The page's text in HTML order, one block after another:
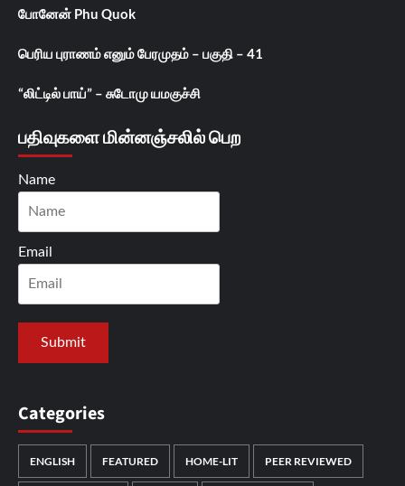
போனேன் Phu Quok
பெரிய புராணம் எனும் பேரமுதம் – பகுதி – 41
“லிட்டில் பாய்” – சுடோமு யமகுச்சி
பதிவுகளை மின்னஞ்சலில் பெற
Name
Email
Categories
ENGLISH FEATURED HOME-LIT PEER REVIEWED